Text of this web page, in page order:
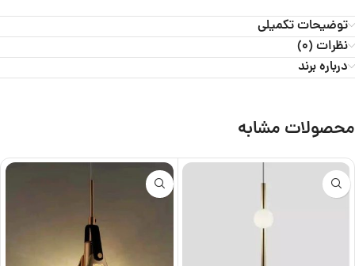
توضیحات تکمیلی
نظرات (0)
درباره برند
محصولات مشابه